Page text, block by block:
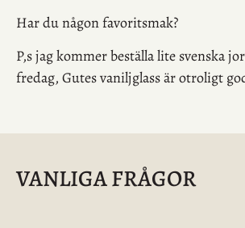
Har du någon favoritsmak?
P,s jag kommer beställa lite svenska
fredag, Gutes vaniljglass är otroligt
VANLIGA FRÅGOR